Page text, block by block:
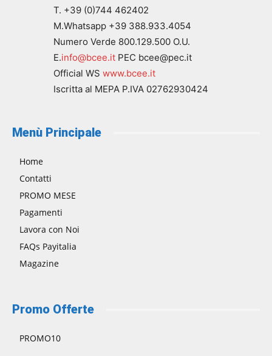
T. +39 (0)744 462402
M.Whatsapp +39 388.933.4054
Numero Verde 800.129.500 O.U.
E.info@bcee.it PEC bcee@pec.it
Official WS www.bcee.it
Iscritta al MEPA P.IVA 02762930424
Menù Principale
Home
Contatti
PROMO MESE
Pagamenti
Lavora con Noi
FAQs Payitalia
Magazine
Promo Offerte
PROMO10